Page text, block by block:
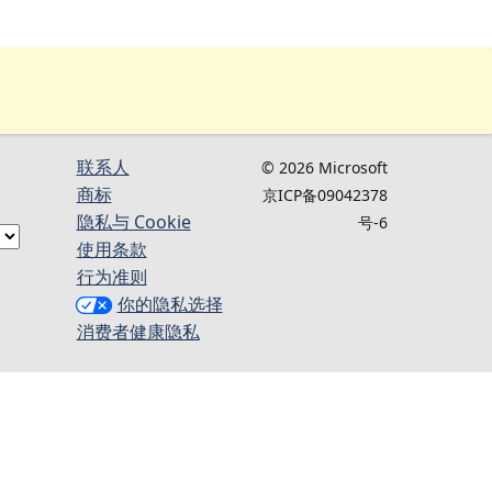
联系人
商标
隐私与 Cookie
使用条款
行为准则
你的隐私选择
消费者健康隐私
© 2026 Microsoft
京ICP备09042378
号-6